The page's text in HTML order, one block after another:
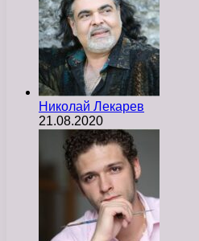
Николай Лекарев
21.08.2020